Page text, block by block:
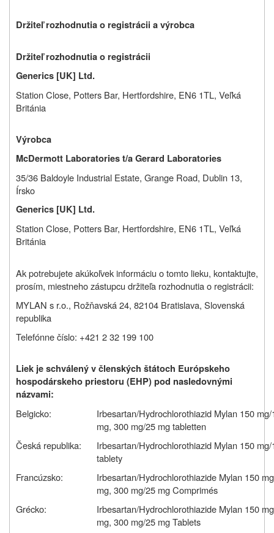
Držiteľ rozhodnutia o registrácii a výrobca
Držiteľ rozhodnutia o registrácii
Generics [UK] Ltd.
Station Close, Potters Bar, Hertfordshire, EN6 1TL, Veľká
Británia
Výrobca
McDermott Laboratories t/a Gerard Laboratories
35/36 Baldoyle Industrial Estate, Grange Road, Dublin 13,
Írsko
Generics [UK] Ltd.
Station Close, Potters Bar, Hertfordshire, EN6 1TL, Veľká
Británia
Ak potrebujete akúkoľvek informáciu o tomto lieku, kontaktujte,
prosím, miestneho zástupcu držiteľa rozhodnutia o registrácii:
MYLAN s r.o., Rožňavská 24, 82104 Bratislava, Slovenská
republika
Telefónne číslo: +421 2 32 199 100
Liek je schválený v členských štátoch Európskeho
hospodárskeho priestoru (EHP) pod nasledovnými
názvami:
Belgicko:
Irbesartan/Hydrochlorothiazid Mylan 150
mg, 300 mg/25 mg tabletten
Česká republika:
Irbesartan/Hydrochlorothiazid Mylan 150
tablety
Francúzsko:
Irbesartan/Hydrochlorothiazide Mylan 150
mg, 300 mg/25 mg Comprimés
Grécko:
Irbesartan/Hydrochlorothiazide Mylan 150
mg, 300 mg/25 mg Tablets